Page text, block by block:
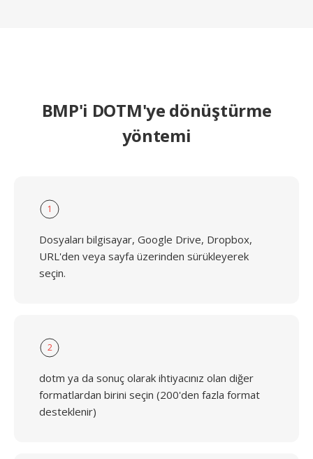
BMP'i DOTM'ye dönüştürme
yöntemi
1
Dosyaları bilgisayar, Google Drive, Dropbox,
URL'den veya sayfa üzerinden sürükleyerek
seçin.
2
dotm ya da sonuç olarak ihtiyacınız olan diğer
formatlardan birini seçin (200'den fazla format
desteklenir)